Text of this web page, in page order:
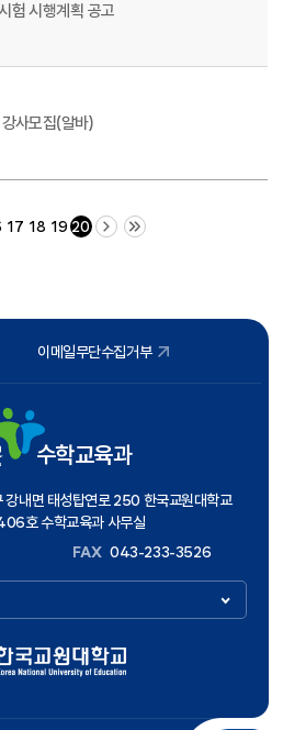
험 시행계획 공고
사모집(알바)
17 18 19 20
다음 10 페이지 끝 페이지
이메일무단수집거부
수학교육과
내면 태성탑연로 250 한국교원대학교
호 수학교육과 사무실
FAX 043-233-3526